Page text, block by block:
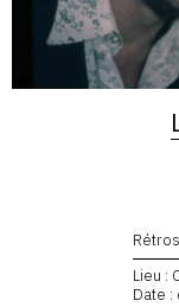
Lieu :
Date :